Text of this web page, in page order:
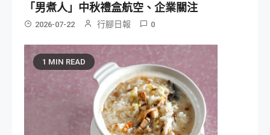
「男煮人」中秋禮盒航空、企業關注
2026-07-22 行腳日報 0
1 MIN READ